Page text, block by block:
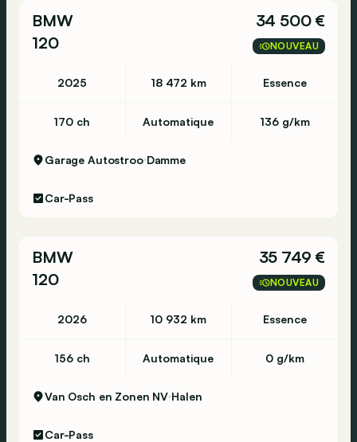
BMW
120
34 500 €
NOUVEAU
2025 18 472 km Essence
170 ch Automatique 136 g/km
Garage Autostroo Damme
Car-Pass
BMW
120
35 749 €
NOUVEAU
2026 10 932 km Essence
156 ch Automatique 0 g/km
Van Osch en Zonen NV Halen
Car-Pass